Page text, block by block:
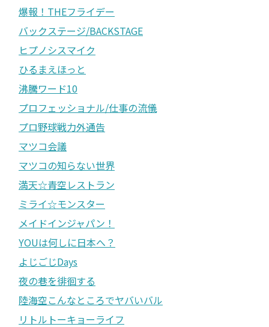
爆報！THEフライデー
バックステージ/BACKSTAGE
ヒプノシスマイク
ひるまえほっと
沸騰ワード10
プロフェッショナル/仕事の流儀
プロ野球戦力外通告
マツコ会議
マツコの知らない世界
満天☆青空レストラン
ミライ☆モンスター
メイドインジャパン！
YOUは何しに日本へ？
よじごじDays
夜の巷を徘徊する
陸海空こんなところでヤバいバル
リトルトーキョーライフ